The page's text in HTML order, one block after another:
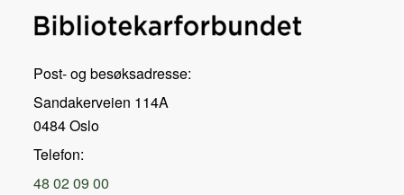
Post- og besøksadresse:
Sandakerveien 114A
0484 Oslo
Telefon:
48 02 09 00